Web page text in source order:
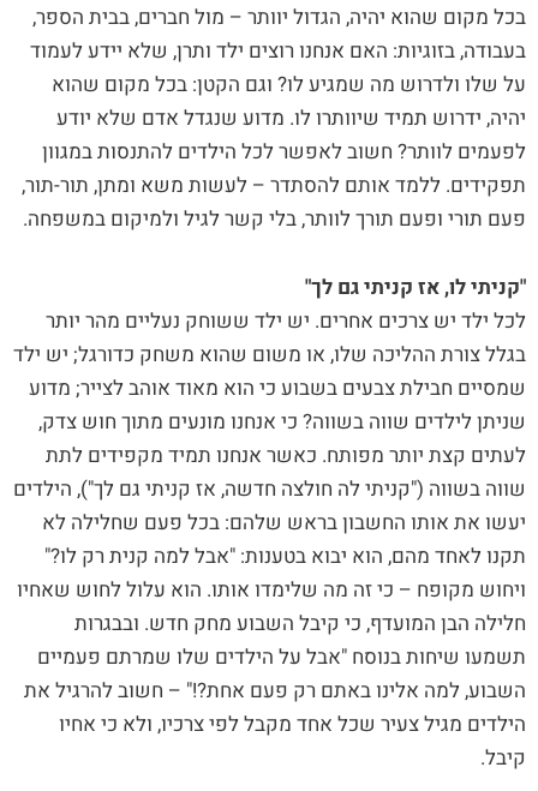
בכל מקום שהוא יהיה, הגדול יוותר – מול חברים, בבית הספר,
בעבודה, בזוגיות: האם אנחנו רוצים ילד ותרן, שלא יידע לעמוד
על שלו ולדרוש מה שמגיע לו? וגם הקטן: בכל מקום שהוא
יהיה, ידרוש תמיד שיוותרו לו. מדוע שנגדל אדם שלא יודע
לפעמים לוותר? חשוב לאפשר לכל הילדים להתנסות במגוון
תפקידים. ללמד אותם להסתדר – לעשות משא ומתן, תור-תור,
פעם תורי ופעם תורך לוותר, בלי קשר לגיל ולמיקום במשפחה.
"קניתי לו, אז קניתי גם לך"
לכל ילד יש צרכים אחרים. יש ילד ששוחק נעליים מהר יותר
בגלל צורת ההליכה שלו, או משום שהוא משחק כדורגל; יש ילד
שמסיים חבילת צבעים בשבוע כי הוא מאוד אוהב לצייר; מדוע
שניתן לילדים שווה בשווה? כי אנחנו מונעים מתוך חוש צדק,
לעתים קצת יותר מפותח. כאשר אנחנו תמיד מקפידים לתת
שווה בשווה ("קניתי לה חולצה חדשה, אז קניתי גם לך"), הילדים
יעשו את אותו החשבון בראש שלהם: בכל פעם שחלילה לא
תקנו לאחד מהם, הוא יבוא בטענות: "אבל למה קנית רק לו?"
ויחוש מקופח – כי זה מה שלימדו אותו. הוא עלול לחוש שאחיו
חלילה הבן המועדף, כי קיבל השבוע מחק חדש. ובבגרות
תשמעו שיחות בנוסח "אבל על הילדים שלו שמרתם פעמיים
השבוע, למה אלינו באתם רק פעם אחת?!" – חשוב להרגיל את
הילדים מגיל צעיר שכל אחד מקבל לפי צרכיו, ולא כי אחיו
קיבל.